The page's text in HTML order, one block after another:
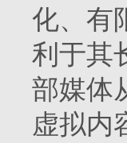
化、有
利于其
部媒体
虚拟内